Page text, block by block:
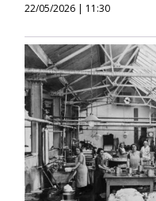
22/05/2026 | 11:30